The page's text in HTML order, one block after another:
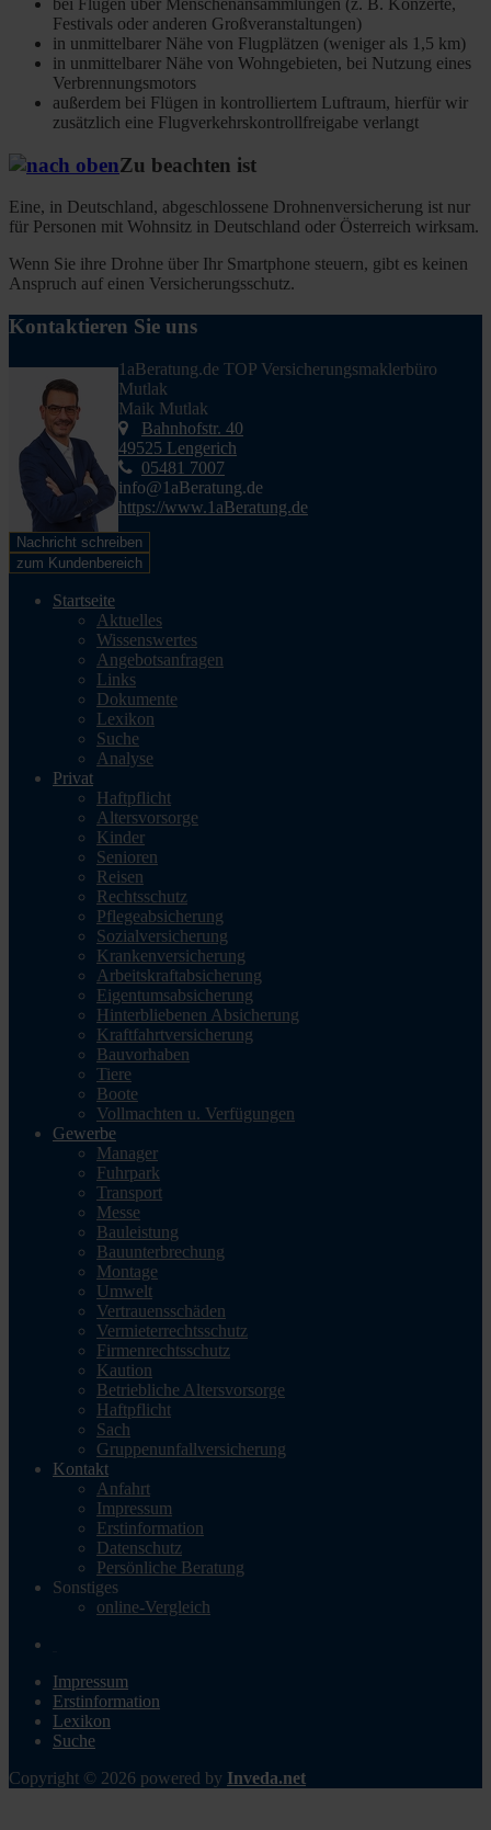
Festivals oder anderen Großveranstaltungen)
in unmittelbarer Nähe von Flugplätzen (weniger als 1,5 km)
in unmittelbarer Nähe von Wohngebieten, bei Nutzung eines
Verbrennungsmotors
außerdem bei Flügen in kontrolliertem Luftraum, hierfür wir
zusätzlich eine Flugverkehrskontrollfreigabe verlangt
Zu beachten ist
Eine, in Deutschland, abgeschlossene Drohnenversicherung ist nur
für Personen mit Wohnsitz in Deutschland oder Österreich wirksam.
Wenn Sie ihre Drohne über Ihr Smartphone steuern, gibt es keinen
Anspruch auf einen Versicherungsschutz.
Kontaktieren Sie uns
1aBeratung.de TOP Versicherungsmaklerbüro
Mutlak
Maik Mutlak
Bahnhofstr. 40
49525 Lengerich
05481 7007
info@1aBeratung.de
https://www.1aBeratung.de
Nachricht schreiben
zum Kundenbereich
Startseite
Aktuelles
Wissenswertes
Angebotsanfragen
Links
Dokumente
Lexikon
Suche
Analyse
Privat
Haftpflicht
Altersvorsorge
Kinder
Senioren
Reisen
Rechtsschutz
Pflegeabsicherung
Sozialversicherung
Krankenversicherung
Arbeitskraftabsicherung
Eigentumsabsicherung
Hinterbliebenen Absicherung
Kraftfahrtversicherung
Bauvorhaben
Tiere
Boote
Vollmachten u. Verfügungen
Gewerbe
Manager
Fuhrpark
Transport
Messe
Bauleistung
Bauunterbrechung
Montage
Umwelt
Vertrauensschäden
Vermieterrechtsschutz
Firmenrechtsschutz
Kaution
Betriebliche Altersvorsorge
Haftpflicht
Sach
Gruppenunfallversicherung
Kontakt
Anfahrt
Impressum
Erstinformation
Datenschutz
Persönliche Beratung
Sonstiges
online-Vergleich
Impressum
Erstinformation
Lexikon
Suche
Copyright © 2026 powered by Inveda.net